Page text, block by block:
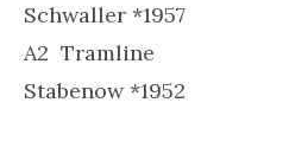
Schwaller *1957
A2 Tramline
Stabenow *1952